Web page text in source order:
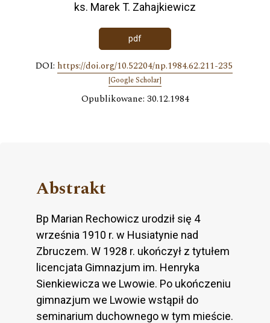
ks. Marek T. Zahajkiewicz
pdf
DOI: https://doi.org/10.52204/np.1984.62.211-235
[Google Scholar]
Opublikowane: 30.12.1984
Abstrakt
Bp Marian Rechowicz urodził się 4
września 1910 r. w Husiatynie nad
Zbruczem. W 1928 r. ukończył z tytułem
licencjata Gimnazjum im. Henryka
Sienkiewicza we Lwowie. Po ukończeniu
gimnazjum we Lwowie wstąpił do
seminarium duchownego w tym mieście.